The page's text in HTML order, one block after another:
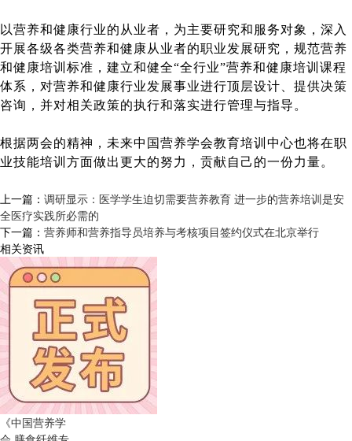
以营养和健康行业的从业者，为主要研究和服务对象，深入
开展各级各类营养和健康从业者的职业发展研究，规范营养
和健康培训标准，建立和健全“全行业”营养和健康培训课程
体系，对营养和健康行业发展事业进行顶层设计、提供决策
咨询，并对相关政策的执行和落实进行管理与指导。
根据两会的精神，未来中国营养学会教育培训中心也将在职
业技能培训方面做出更大的努力，贡献自己的一份力量。
上一篇： 调研显示：医学学生迫切需要营养教育 进一步的营养培训是安
全医疗实践所必需的
下一篇： 营养师和营养指导员培养与考核项目签约仪式在北京举行
相关资讯
《中国营养学